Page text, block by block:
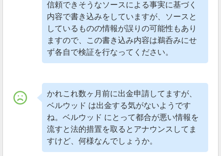
信頼できそうなソースによる事実に基づく
内容で書き込みをしていますが、ソースと
しているものの情報が誤りの可能性もあり
ますので、この書き込み内容は鵜呑みにせ
ず各自で検証を行なってください。
かれこれ数ヶ月前に出金申請してますが、
ベルウッド は出金する気がないようです
ね。ベルウッド にとって都合が悪い情報を
流すと法的措置を取るとアナウンスしてま
すけど、何様なんでしょうか。